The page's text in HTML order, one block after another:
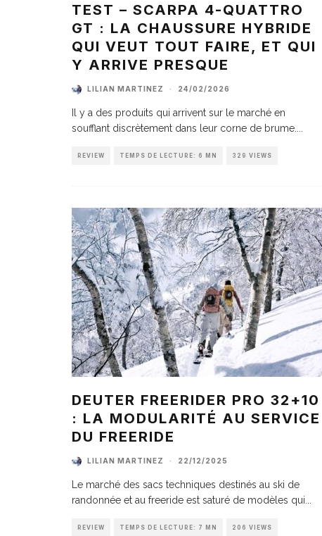
TEST – SCARPA 4-QUATTRO
GT : LA CHAUSSURE HYBRIDE
QUI VEUT TOUT FAIRE, ET QUI
Y ARRIVE PRESQUE
LILIAN MARTINEZ · 24/02/2026
Il y a des produits qui arrivent sur le marché en
soufflant discrètement dans leur corne de brume.
REVIEW TEMPS DE LECTURE: 6 MN 329 VIEWS
DEUTER FREERIDER PRO 32+10
: LA MODULARITÉ AU SERVICE
DU FREERIDE
LILIAN MARTINEZ · 22/12/2025
Le marché des sacs techniques destinés au ski de
randonnée et au freeride est saturé de modèles qui
REVIEW TEMPS DE LECTURE: 7 MN 206 VIEWS